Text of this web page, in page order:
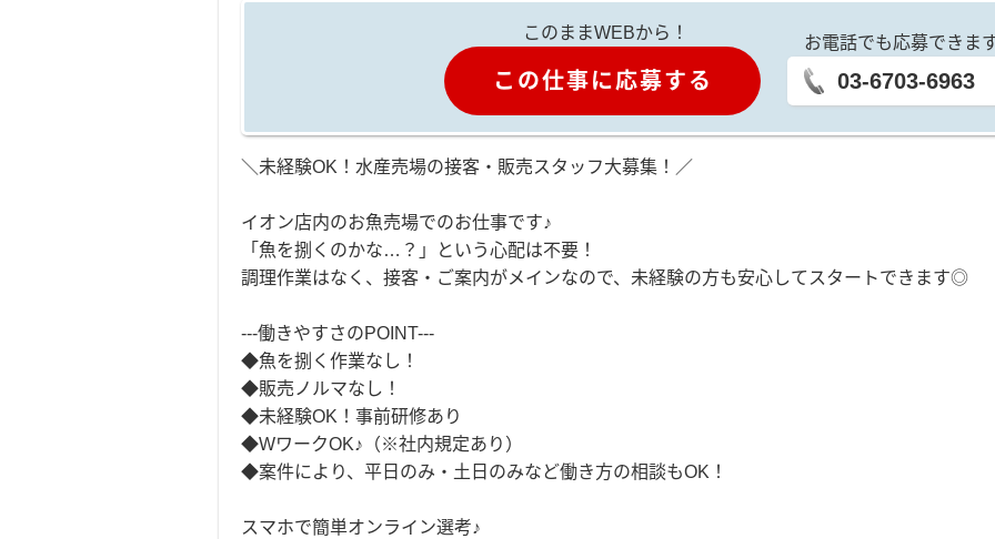
このままWEBから！
この仕事に応募する
お電話でも応募できま
03-6703-6963
＼未経験OK！水産売場の接客・販売スタッフ大募集！／
イオン店内のお魚売場でのお仕事です♪
「魚を捌くのかな…？」という心配は不要！
調理作業はなく、接客・ご案内がメインなので、未経験の方も安心してスタートできます◎
---働きやすさのPOINT---
◆魚を捌く作業なし！
◆販売ノルマなし！
◆未経験OK！事前研修あり
◆WワークOK♪（※社内規定あり）
◆案件により、平日のみ・土日のみなど働き方の相談もOK！
スマホで簡単オンライン選考♪